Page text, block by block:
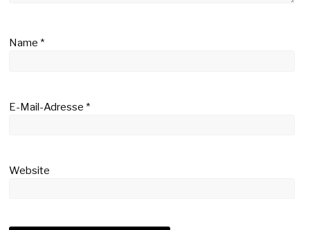
Name*
E-Mail-Adresse*
Website